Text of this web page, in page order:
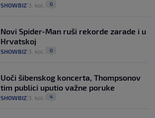
SHOWBIZ 3. kol. 0
Novi Spider-Man ruši rekorde zarade i u
Hrvatskoj
SHOWBIZ 3. kol. 0
Uoči šibenskog koncerta, Thompsonov
tim publici uputio važne poruke
SHOWBIZ 3. kol. 4